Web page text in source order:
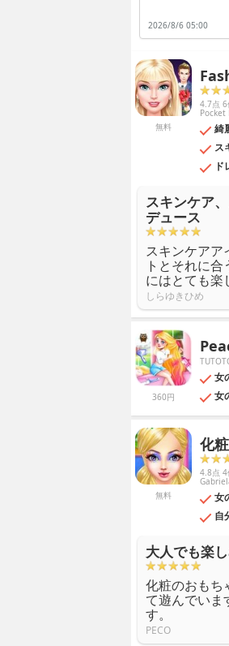
ては、わざわざ役所
を、できるだけ便利
2026/8/6 05:00
無料
4.7点 6
Pocket
綺
ス
スキンケア
デュース
スキンケアア
トとそれに
にはとても楽
しらゆきひめ
360円
女
女
無料
化
4.8点 4
女
自
大人でも楽
化粧のおもち
て遊んでいま
す。
PECO